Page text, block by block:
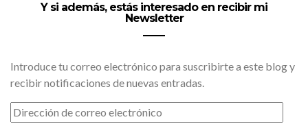
Y si además, estás interesado en recibir mi
Newsletter
Introduce tu correo electrónico para suscribirte a este blog y
recibir notificaciones de nuevas entradas.
DIRECCIÓN
DE